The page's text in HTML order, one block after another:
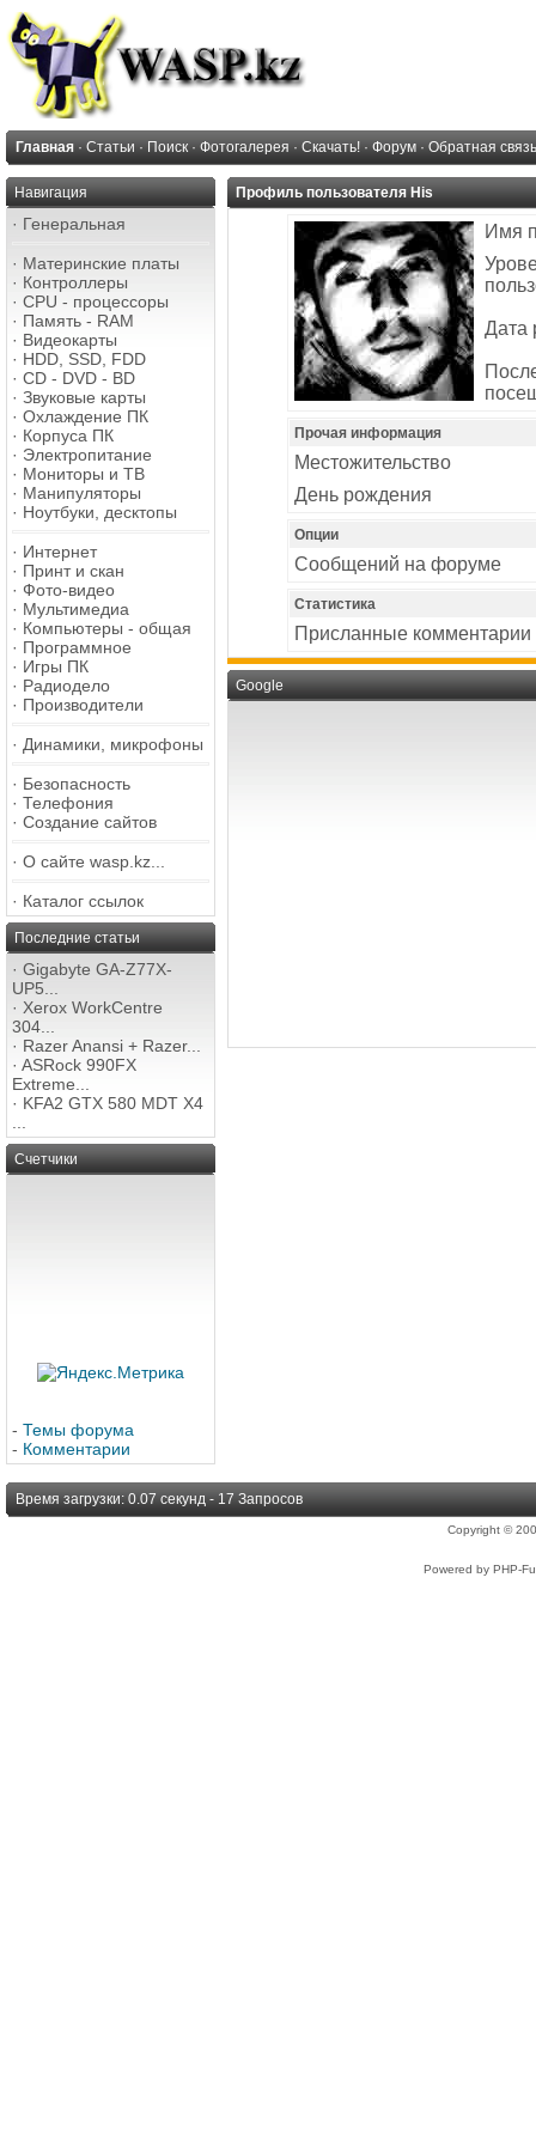
Главная · Статьи · Поиск · Фотогалерея · Скачать! · Форум · Обратная связь
Навигация
· Генеральная
· Материнские платы
· Контроллеры
· CPU - процессоры
· Память - RAM
· Видеокарты
· HDD, SSD, FDD
· CD - DVD - BD
· Звуковые карты
· Охлаждение ПК
· Корпуса ПК
· Электропитание
· Мониторы и ТВ
· Манипуляторы
· Ноутбуки, десктопы
· Интернет
· Принт и скан
· Фото-видео
· Мультимедиа
· Компьютеры - общая
· Программное
· Игры ПК
· Радиодело
· Производители
· Динамики, микрофоны
· Безопасность
· Телефония
· Создание сайтов
· О сайте wasp.kz...
· Каталог ссылок
Последние статьи
· Gigabyte GA-Z77X-
UP5...
· Xerox WorkCentre
304...
· Razer Anansi + Razer...
· ASRock 990FX
Extreme...
· KFA2 GTX 580 MDT X4
Счетчики
- Темы форума
- Комментарии
Профиль пользователя His
Имя
Дата
Прочая информация
Местожительство
День рождения
Опции
Сообщений на форуме
Статистика
Присланные комментарии
Google
Время загрузки: 0.07 секунд - 17 Запросов
Copyright ©
Powered by PHP-